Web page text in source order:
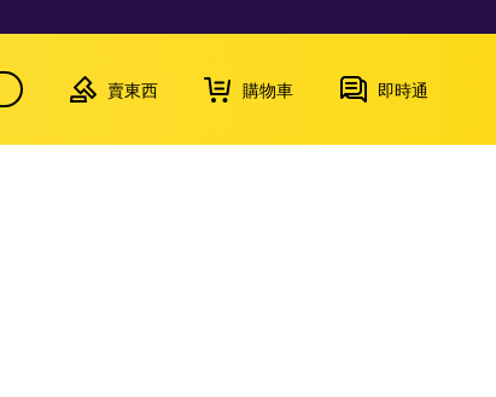
賣東西 購物車 即時通